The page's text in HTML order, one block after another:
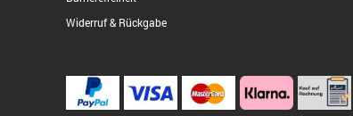
Widerruf & Rückgabe